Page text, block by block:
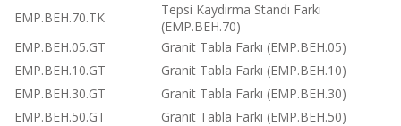
EMP.BEH.70.TK
Tepsi Kaydırma Standı Farkı
(EMP.BEH.70)
EMP.BEH.05.GT
Granit Tabla Farkı (EMP.BEH.05)
EMP.BEH.10.GT
Granit Tabla Farkı (EMP.BEH.10)
EMP.BEH.30.GT
Granit Tabla Farkı (EMP.BEH.30)
EMP.BEH.50.GT
Granit Tabla Farkı (EMP.BEH.50)